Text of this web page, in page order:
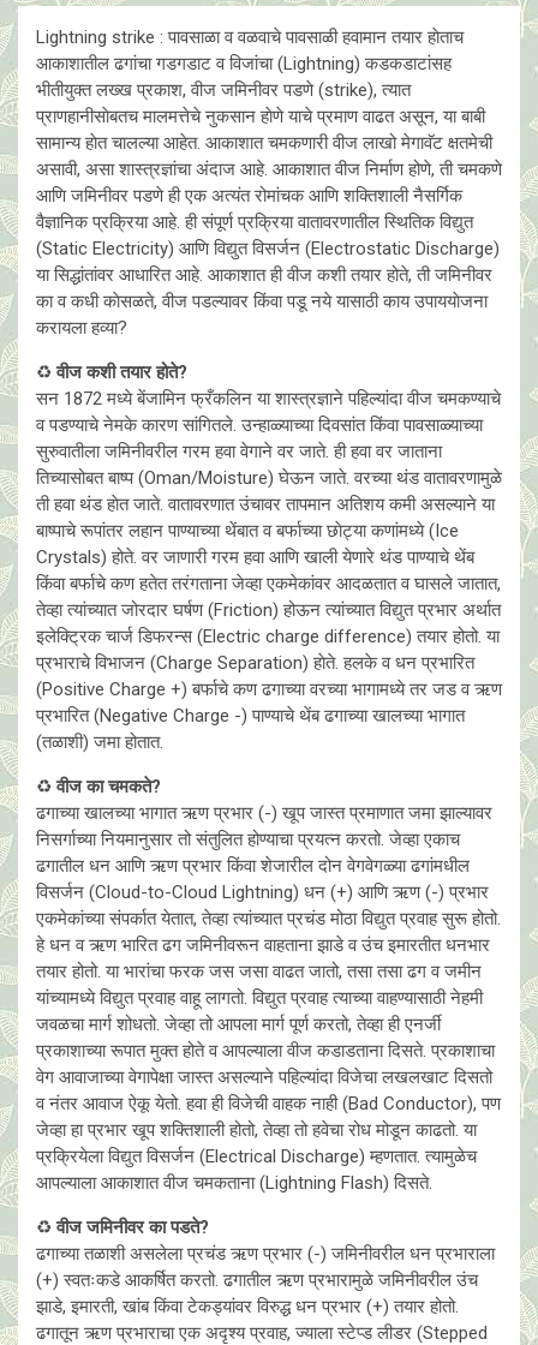
Lightning strike : पावसाळा व वळवाचे पावसाळी हवामान तयार हाेताच
आकाशातील ढगांचा गडगडाट व विजांचा (Lightning) कडकडाटांसह
भीतीयुक्त लख्ख प्रकाश, वीज जमिनीवर पडणे (strike), त्यात
प्राणहानीसाेबतच मालमत्तेचे नुकसान हाेणे याचे प्रमाण वाढत असून, या बाबी
सामान्य हाेत चालल्या आहेत. आकाशात चमकणारी वीज लाखो मेगावॅट क्षतमेची
असावी, असा शास्त्रज्ञांचा अंदाज आहे. आकाशात वीज निर्माण होणे, ती चमकणे
आणि जमिनीवर पडणे ही एक अत्यंत रोमांचक आणि शक्तिशाली नैसर्गिक
वैज्ञानिक प्रक्रिया आहे. ही संपूर्ण प्रक्रिया वातावरणातील स्थितिक विद्युत
(Static Electricity) आणि विद्युत विसर्जन (Electrostatic Discharge)
या सिद्धांतांवर आधारित आहे. आकाशात ही वीज कशी तयार होते, ती जमिनीवर
का व कधी काेसळते, वीज पडल्यावर किंवा पडू नये यासाठी काय उपाययाेजना
करायला हव्या?
♻️ वीज कशी तयार होते?
सन 1872 मध्ये बेंजामिन फ्रँकलिन या शास्त्रज्ञाने पहिल्यांदा वीज चमकण्याचे
व पडण्याचे नेमके कारण सांगितले. उन्हाळ्याच्या दिवसांत किंवा पावसाळ्याच्या
सुरुवातीला जमिनीवरील गरम हवा वेगाने वर जाते. ही हवा वर जाताना
तिच्यासोबत बाष्प (Oman/Moisture) घेऊन जाते. वरच्या थंड वातावरणामुळे
ती हवा थंड हाेत जाते. वातावरणात उंचावर तापमान अतिशय कमी असल्याने या
बाष्पाचे रूपांतर लहान पाण्याच्या थेंबात व बर्फाच्या छाेट्या कणांमध्ये (Ice
Crystals) होते. वर जाणारी गरम हवा आणि खाली येणारे थंड पाण्याचे थेंब
किंवा बर्फाचे कण हतेत तरंगताना जेव्हा एकमेकांवर आदळतात व घासले जातात,
तेव्हा त्यांच्यात जोरदार घर्षण (Friction) होऊन त्यांच्यात विद्युत प्रभार अर्थात
इलेक्ट्रिक चार्ज डिफरन्स (Electric charge difference) तयार होतो. या
प्रभाराचे विभाजन (Charge Separation) हाेते. हलके व धन प्रभारित
(Positive Charge +) बर्फाचे कण ढगाच्या वरच्या भागामध्ये तर जड व ऋण
प्रभारित (Negative Charge -) पाण्याचे थेंब ढगाच्या खालच्या भागात
(तळाशी) जमा होतात.
♻️ वीज का चमकते?
ढगाच्या खालच्या भागात ऋण प्रभार (-) खूप जास्त प्रमाणात जमा झाल्यावर
निसर्गाच्या नियमानुसार तो संतुलित होण्याचा प्रयत्न करतो. जेव्हा एकाच
ढगातील धन आणि ऋण प्रभार किंवा शेजारील दोन वेगवेगळ्या ढगांमधील
विसर्जन (Cloud-to-Cloud Lightning) धन (+) आणि ऋण (-) प्रभार
एकमेकांच्या संपर्कात येतात, तेव्हा त्यांच्यात प्रचंड मोठा विद्युत प्रवाह सुरू होतो.
हे धन व ऋण भारित ढग जमिनीवरून वाहताना झाडे व उंच इमारतीत धनभार
तयार होतो. या भारांचा फरक जस जसा वाढत जातो, तसा तसा ढग व जमीन
यांच्यामध्ये विद्युत प्रवाह वाहू लागतो. विद्युत प्रवाह त्याच्या वाहण्यासाठी नेहमी
जवळचा मार्ग शोधतो. जेव्हा तो आपला मार्ग पूर्ण करतो, तेव्हा ही एनर्जी
प्रकाशाच्या रूपात मुक्त होते व आपल्याला वीज कडाडताना दिसते. प्रकाशाचा
वेग आवाजाच्या वेगापेक्षा जास्त असल्याने पहिल्यांदा विजेचा लखलखाट दिसतो
व नंतर आवाज ऐकू येतो. हवा ही विजेची वाहक नाही (Bad Conductor), पण
जेव्हा हा प्रभार खूप शक्तिशाली होतो, तेव्हा तो हवेचा रोध मोडून काढतो. या
प्रक्रियेला विद्युत विसर्जन (Electrical Discharge) म्हणतात. त्यामुळेच
आपल्याला आकाशात वीज चमकताना (Lightning Flash) दिसते.
♻️ वीज जमिनीवर का पडते?
ढगाच्या तळाशी असलेला प्रचंड ऋण प्रभार (-) जमिनीवरील धन प्रभाराला
(+) स्वतःकडे आकर्षित करतो. ढगातील ऋण प्रभारामुळे जमिनीवरील उंच
झाडे, इमारती, खांब किंवा टेकड्यांवर विरुद्ध धन प्रभार (+) तयार होतो.
ढगातून ऋण प्रभाराचा एक अदृश्य प्रवाह, ज्याला स्टेप्ड लीडर (Stepped